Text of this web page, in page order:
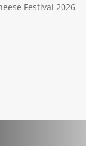
Festival 2026